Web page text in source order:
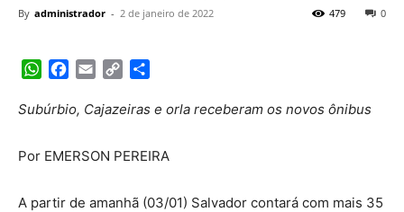
By administrador - 2 de janeiro de 2022 0
479
WhatsApp
Facebook
Email Copy
Subúrbio, Cajazeiras e orla receberam os novos ônibus
Por EMERSON PEREIRA
A partir de amanhã (03/01) Salvador contará com mais 35